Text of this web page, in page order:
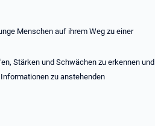
Menschen auf ihrem Weg zu einer
Stärken und Schwächen zu erkennen und
zu anstehenden